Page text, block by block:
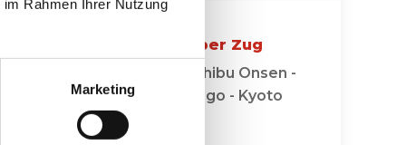
Rahmen Ihrer Nutzung
Marketing
Japan Winterreise per Zug
Tokio - Matsumoto - Shibu Onsen -
Kanazawa - Shirakawago - Kyoto
13 Tage